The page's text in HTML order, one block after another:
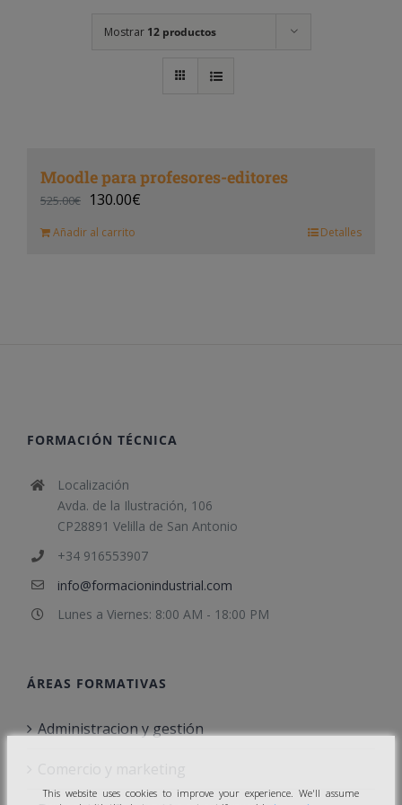
Mostrar 12 productos
Moodle para profesores-editores
525.00€ 130.00€
Añadir al carrito Detalles
FORMACIÓN TÉCNICA
Localización
Avda. de la Ilustración, 106
CP28891 Velilla de San Antonio
+34 916553907
info@formacionindustrial.com
Lunes a Viernes: 8:00 AM - 18:00 PM
ÁREAS FORMATIVAS
Administracion y gestión
This website uses cookies to improve your experience. We'll assume